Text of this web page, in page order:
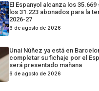
El Espanyol alcanza los
los 31.223 abonados para la
2026-27
6 de agosto de 2026
Unai Núñez ya está en
completar su fichaje por el
será presentado mañana
6 de agosto de 2026